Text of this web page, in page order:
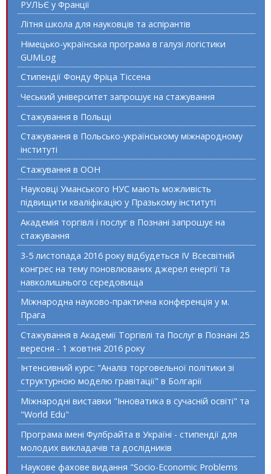
РУЛЬЄ у Франції
Літня школа для науковців та аспірантів
Німецько-українська програма в галузі логістики
GUMLog
Стипендії Фонду Фріца Тіссена
Чеський університет запрошує на стажування
Стажування в Польщі
Стажування в Польсько-українському міжнародному
інституті
Стажування в ООН
Науковці Уманського НУС мають можливість
підвищити кваліфікацію у Празькому інституті
Академія торгівлі і послуг в Познані запрошує на
стажування
3-5 листопада 2016 року відбудеться IV Всесвітній
конгрес на тему поновлюваних джерел енергії та
навколишнього середовища
Міжнародна науково-практична конференція у м.
Прага
Стажування в Академії Торгівлі та Послуг в Познані 25
вересня - 1 жовтня 2016 року
Інтенсивний курс: "Аналіз торговельної політики зі
структурною моделю гравітації" в Болгарії
Міжнародні виставки "Інноватика в сучасній освіті" та
"World Edu"
Програма імені Фулбрайта в Україні - стипендії для
молодих викладачів та дослідників
Наукове фахове видання "Socio-Economic Problems